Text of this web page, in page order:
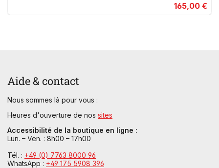
165,00 €
Aide & contact
Nous sommes là pour vous :
Heures d'ouverture de nos sites
Accessibilité de la boutique en ligne :
Lun. – Ven. : 8h00 – 17h00
Tél. : +49 (0) 7763 8000 96
WhatsApp : +49 175 5908 396